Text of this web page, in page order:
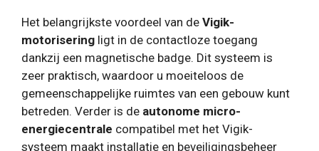
Het belangrijkste voordeel van de Vigik-
motorisering ligt in de contactloze toegang
dankzij een magnetische badge. Dit systeem is
zeer praktisch, waardoor u moeiteloos de
gemeenschappelijke ruimtes van een gebouw kunt
betreden. Verder is de autonome micro-
energiecentrale compatibel met het Vigik-
systeem maakt installatie en beveiligingsbeheer